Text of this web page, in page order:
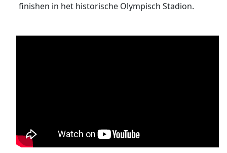
finishen in het historische Olympisch Stadion.